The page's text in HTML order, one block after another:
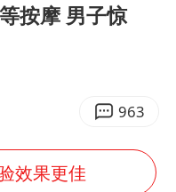
线上邀请引热议
香港刷新1884年以来最高气温纪录
国足U17与阿森纳决赛取消 并列冠军
构建更高水平的全民健身公共服务体系
按摩 男子惊
963
效果更佳